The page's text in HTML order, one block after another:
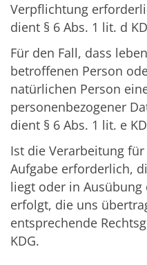
Verpflichtung
dient § 6 Abs. 1 lit. d
Für den Fall, dass
betroffenen Person
natürlichen Person
personenbezogener
dient § 6 Abs. 1 lit. e
Ist die Verarbeitung
Aufgabe erforderlich,
liegt oder in
erfolgt, die uns
entsprechende
KDG.